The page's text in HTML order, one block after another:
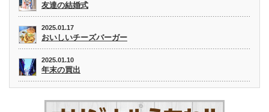
友達の結婚式
2025.01.17
おいしいチーズバーガー
2025.01.10
年末の買出